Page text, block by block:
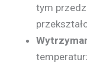
tym